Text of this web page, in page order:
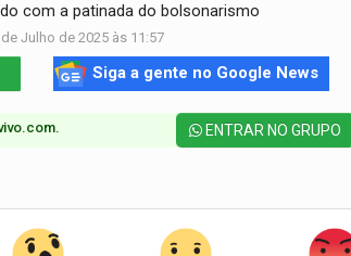
com a patinada do bolsonarismo
Julho de 2025 às 11:57
Siga a gente no Google News
ENTRAR NO GRUPO